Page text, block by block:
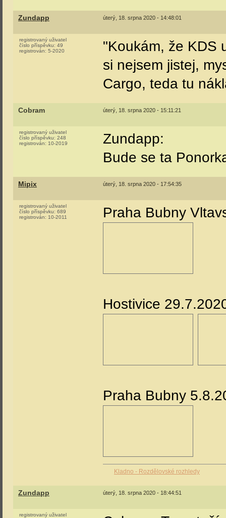
Zundapp úterý, 18. srpna 2020 - 14:48:01
registrovaný uživatel
číslo příspěvku: 49
registrován: 5-2020
"Koukám, že KDS
si nejsem jistej,
Cargo, teda tu
Cobram úterý, 18. srpna 2020 - 15:11:21
registrovaný uživatel
číslo příspěvku: 248
registrován: 10-2019
Zundapp:
Bude se ta
Mipix úterý, 18. srpna 2020 - 17:54:35
registrovaný uživatel
číslo příspěvku: 689
registrován: 10-2011 Praha Bubny
Hostivice
Praha Bubny
Kladno - Rozdělovské rozhledy
Zundapp úterý, 18. srpna 2020 - 18:44:51
registrovaný uživatel